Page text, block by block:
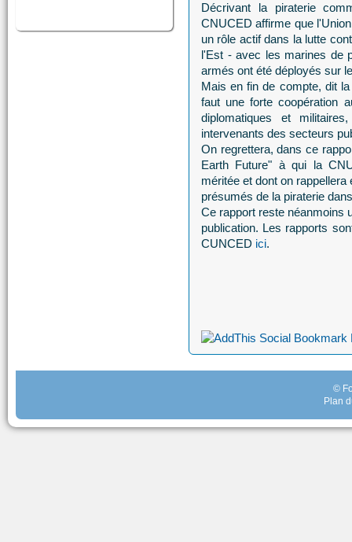
Décrivant la piraterie
CNUCED affirme que
un rôle actif dans la lutte
l'Est - avec les marines de
armés ont été déployés sur
Mais en fin de compte, dit
faut une forte coopération
diplomatiques et
intervenants des secteurs
On regrettera, dans ce
Earth Future" à qui la
méritée et dont on
présumés de la piraterie
Ce rapport reste néanmoins
publication. Les rapports
CUNCED ici.
©
Plan